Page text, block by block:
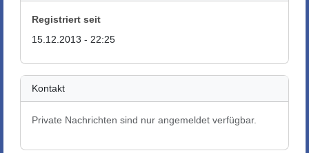
Registriert seit
15.12.2013 - 22:25
Kontakt
Private Nachrichten sind nur angemeldet verfügbar.